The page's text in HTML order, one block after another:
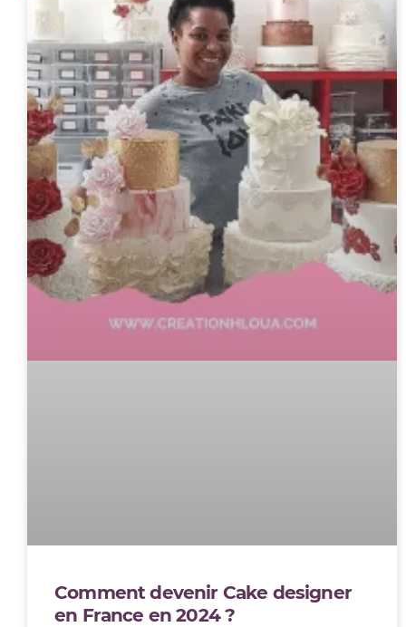
Comment devenir Cake designer
en France en 2024 ?